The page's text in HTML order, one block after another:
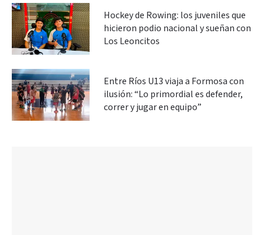
Hockey de Rowing: los juveniles que
hicieron podio nacional y sueñan con
Los Leoncitos
Entre Ríos U13 viaja a Formosa con
ilusión: “Lo primordial es defender,
correr y jugar en equipo”